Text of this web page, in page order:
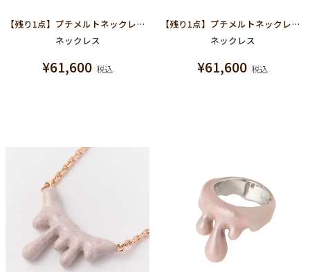
【残り1点】プチメルトネックレス(K10ピンクゴールド)
ネックレス
¥61,600 税込
【残り1点】プチメルトネックレス(K10イエローゴールド)
ネックレス
¥61,600 税込